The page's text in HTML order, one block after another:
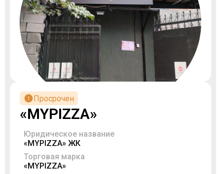
Просрочен
«MYPIZZA»
Юридическое название
«MYPIZZA» ЖК
Торговая марка
«MYPIZZA»